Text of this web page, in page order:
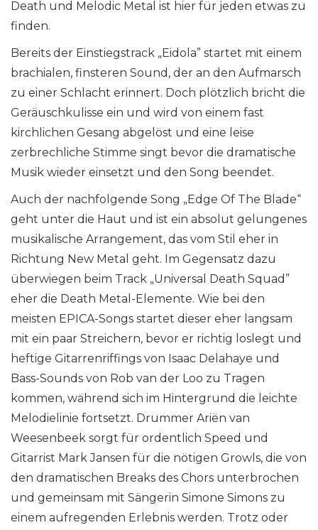
Death und Melodic Metal ist hier für jeden etwas zu
finden.
Bereits der Einstiegstrack „Eidola” startet mit einem
brachialen, finsteren Sound, der an den Aufmarsch
zu einer Schlacht erinnert. Doch plötzlich bricht die
Geräuschkulisse ein und wird von einem fast
kirchlichen Gesang abgelöst und eine leise
zerbrechliche Stimme singt bevor die dramatische
Musik wieder einsetzt und den Song beendet.
Auch der nachfolgende Song „Edge Of The Blade“
geht unter die Haut und ist ein absolut gelungenes
musikalische Arrangement, das vom Stil eher in
Richtung New Metal geht. Im Gegensatz dazu
überwiegen beim Track „Universal Death Squad”
eher die Death Metal-Elemente. Wie bei den
meisten EPICA-Songs startet dieser eher langsam
mit ein paar Streichern, bevor er richtig loslegt und
heftige Gitarrenriffings von Isaac Delahaye und
Bass-Sounds von Rob van der Loo zu Tragen
kommen, während sich im Hintergrund die leichte
Melodielinie fortsetzt. Drummer Ariën van
Weesenbeek sorgt für ordentlich Speed und
Gitarrist Mark Jansen für die nötigen Growls, die von
den dramatischen Breaks des Chors unterbrochen
und gemeinsam mit Sängerin Simone Simons zu
einem aufregenden Erlebnis werden. Trotz oder